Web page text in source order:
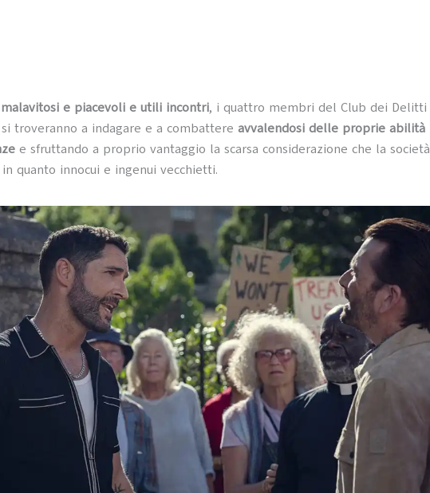
e piacevoli e utili incontri, i quattro membri del Club dei Delitti
troveranno a indagare e a combattere avvalendosi delle proprie abilità
e sfruttando a proprio vantaggio la scarsa considerazione che la società
quanto innocui e ingenui vecchietti.